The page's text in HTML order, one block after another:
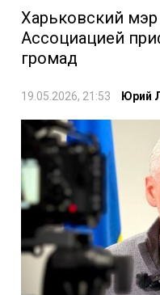
Харьковский
Ассоциацией
громад
19.05.2026, 21:53 Юрий